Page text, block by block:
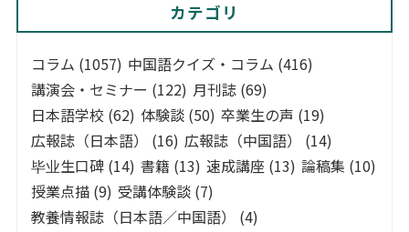
カテゴリ
コラム (1057) 中国語クイズ・コラム (416)
講演会・セミナー (122) 月刊誌 (69)
日本語学校 (62) 体験談 (50) 卒業生の声 (19)
広報誌（日本語） (16) 広報誌（中国語） (14)
毕业生口碑 (14) 書籍 (13) 速成講座 (13) 論稿集 (10)
授業点描 (9) 受講体験談 (7)
教養情報誌（日本語／中国語） (4)